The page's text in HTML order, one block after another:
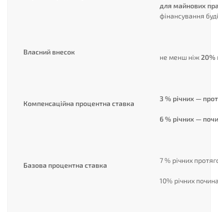
для майнових
фінансування
Власний внесок
не менш ніж20%
Компенсаційна процентна ставка
3 % річних —
6 % річних —
Базова процентна ставка
7 % річних
10% річних